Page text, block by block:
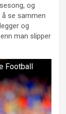
og
se sammen
og
man slipper
Football